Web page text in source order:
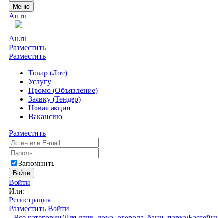
Меню
Au.ru
Au.ru
Разместить
Разместить
Товар (Лот)
Услугу
Промо (Объявление)
Заявку (Тендер)
Новая акция
Вакансию
Разместить
Запомнить
Войти
Войти
Или:
Регистрация
Разместить Войти